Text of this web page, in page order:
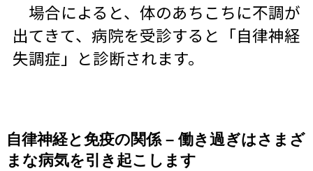
場合によると、体のあちこちに不調が
出てきて、病院を受診すると「自律神経
失調症」と診断されます。
自律神経と免疫の関係 – 働き過ぎはさまざ
まな病気を引き起こします